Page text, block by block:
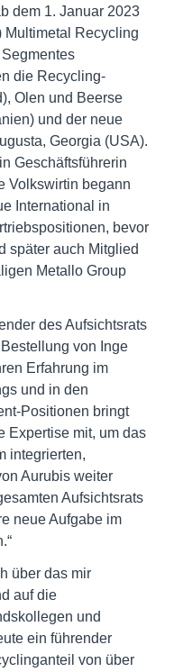
dem 1. Januar 2023
Multimetal Recycling
die Recycling-
Olen und Beerse
und der neue
Georgia (USA).
Geschäftsführerin
Volkswirtin begann
International in
bevor
später auch Mitglied
Metallo Group
des Aufsichtsrats
von Inge
Erfahrung im
und in den
Positionen bringt
Expertise mit, um das
integrierten,
Aurubis weiter
Aufsichtsrats
neue Aufgabe im
über das mir
auf die
und
ein führender
von über